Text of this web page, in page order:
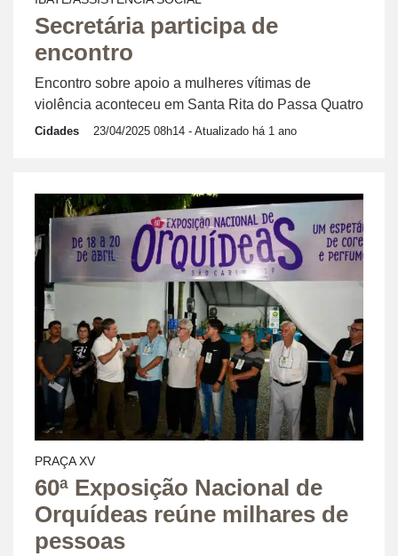
Secretária participa de
encontro
Encontro sobre apoio a mulheres vítimas de
violência aconteceu em Santa Rita do Passa Quatro
Cidades 23/04/2025 08h14 - Atualizado há 1 ano
PRAÇA XV
60ª Exposição Nacional de
Orquídeas reúne milhares de
pessoas